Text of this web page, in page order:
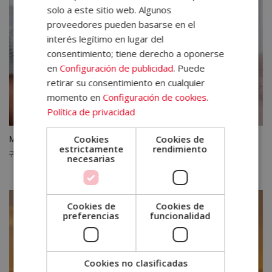
Máster en Salud Mental
790,00
era:
790,00€.
395,00€El
precio
actual
es:
395,00€.
solo a este sitio web. Algunos
proveedores pueden basarse en el
interés legítimo en lugar del
consentimiento; tiene derecho a oponerse
enConfiguración de publicidad. Puede
retirar su consentimiento en cualquier
momento enConfiguración de cookies.
Política de privacidad
Cookies
estrictamente
necesarias
Cookies de
rendimiento
Cookies de
preferencias
Cookies de
funcionalidad
Cookies no clasificadas